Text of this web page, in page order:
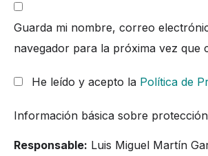
Guarda mi nombre, correo
navegador para la próxima vez que
He leído y acepto la Política de
Información básica sobre
Responsable: Luis Miguel Martín